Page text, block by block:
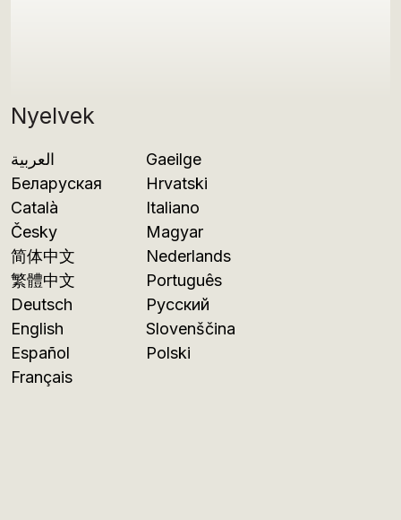
Nyelvek
العربية
Беларуская
Català
Česky
简体中文
繁體中文
Deutsch
English
Español
Français
Gaeilge
Hrvatski
Italiano
Magyar
Nederlands
Português
Русский
Slovenščina
Polski